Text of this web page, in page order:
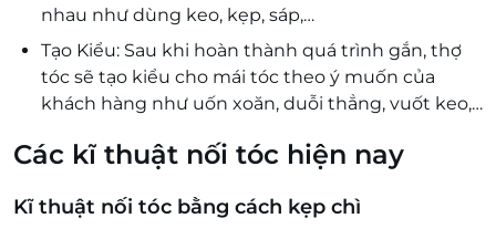
nhau như dùng keo, kẹp, sáp,…
Tạo Kiểu: Sau khi hoàn thành quá trình gắn, thợ
tóc sẽ tạo kiểu cho mái tóc theo ý muốn của
khách hàng như uốn xoăn, duỗi thẳng, vuốt keo,…
Các kĩ thuật nối tóc hiện nay
Kĩ thuật nối tóc bằng cách kẹp chì